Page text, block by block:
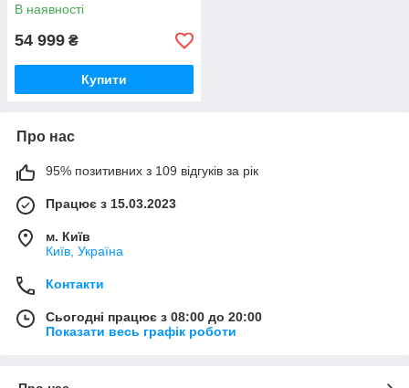
В наявності
54 999 ₴
Купити
Про нас
95% позитивних з 109 відгуків за рік
Працює з 15.03.2023
м. Київ
Київ, Україна
Контакти
Сьогодні працює з 08:00 до 20:00
Показати весь графік роботи